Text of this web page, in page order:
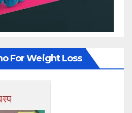
For Weight Loss